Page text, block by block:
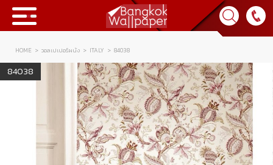
Collection
Product
Tips & Tricks
HOME วอลเปเปอร์ผนัง ITALY 84038
84038